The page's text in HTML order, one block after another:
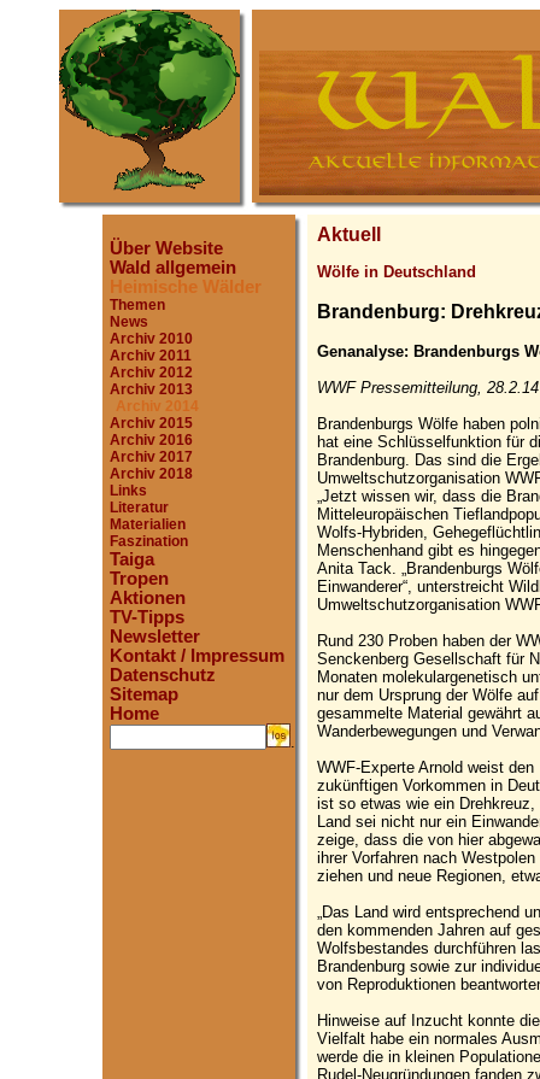
Über Website
Wald allgemein
Heimische Wälder
Themen
News
Archiv 2010
Archiv 2011
Archiv 2012
Archiv 2013
Archiv 2014
Archiv 2015
Archiv 2016
Archiv 2017
Archiv 2018
Links
Literatur
Materialien
Faszination
Taiga
Tropen
Aktionen
TV-Tipps
Newsletter
Kontakt / Impressum
Datenschutz
Sitemap
Home
.
Aktuell
Wölfe in Deutschland
Brandenburg:
Genanalyse: Brandenburgs
WWF Pressemitteilung, 28.2.14
Brandenburgs Wölfe haben
hat eine Schlüsselfunktion für
Brandenburg. Das sind die
Umweltschutzorganisation
„Jetzt wissen wir, dass die
Mitteleuropäischen
Wolfs-Hybriden,
Menschenhand gibt es
Anita Tack. „Brandenburgs
Einwanderer“, unterstreicht
Umweltschutzorganisation
Rund 230 Proben haben der
Senckenberg Gesellschaft für
Monaten molekulargenetisch
nur dem Ursprung der Wölfe
gesammelte Material gewährt
Wanderbewegungen und
WWF-Experte Arnold weist
zukünftigen Vorkommen in
ist so etwas wie ein
Land sei nicht nur ein
zeige, dass die von hier
ihrer Vorfahren nach
ziehen und neue Regionen,
„Das Land wird entsprechend
den kommenden Jahren auf
Wolfsbestandes durchführen
Brandenburg sowie zur
von Reproduktionen
Hinweise auf Inzucht konnte
Vielfalt habe ein normales
werde die in kleinen
Rudel-Neugründungen fanden